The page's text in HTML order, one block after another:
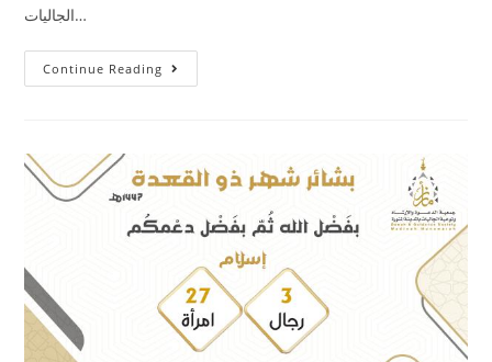
الجاليات…
Continue Reading